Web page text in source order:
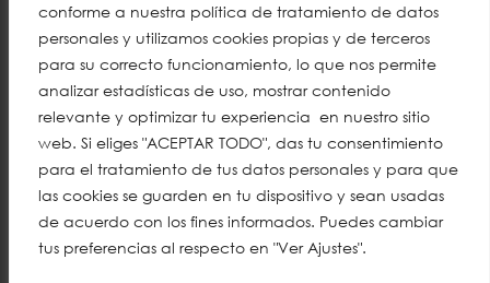
conforme a nuestra política de tratamiento de datos
personales y utilizamos cookies propias y de terceros
para su correcto funcionamiento, lo que nos permite
analizar estadísticas de uso, mostrar contenido
relevante y optimizar tu experiencia en nuestro sitio
web. Si eliges "ACEPTAR TODO", das tu consentimiento
para el tratamiento de tus datos personales y para que
las cookies se guarden en tu dispositivo y sean usadas
de acuerdo con los fines informados. Puedes cambiar
tus preferencias al respecto en "Ver Ajustes".